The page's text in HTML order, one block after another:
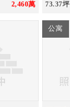
2,460萬 73.37坪
公寓